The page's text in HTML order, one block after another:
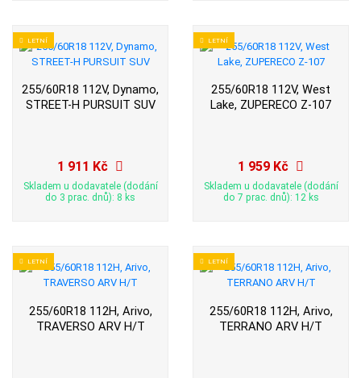
LETNÍ
255/60R18 112V, Dynamo,
STREET-H PURSUIT SUV
1 911 Kč
Skladem u dodavatele (dodání
do 3 prac. dnů): 8 ks
LETNÍ
255/60R18 112V, West
Lake, ZUPERECO Z-107
1 959 Kč
Skladem u dodavatele (dodání
do 7 prac. dnů): 12 ks
LETNÍ
255/60R18 112H, Arivo,
TRAVERSO ARV H/T
LETNÍ
255/60R18 112H, Arivo,
TERRANO ARV H/T